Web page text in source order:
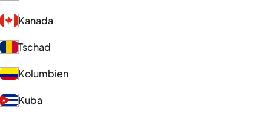
Kanada
Tschad
Kolumbien
Kuba